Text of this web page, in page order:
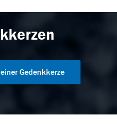
Gedenkkerze